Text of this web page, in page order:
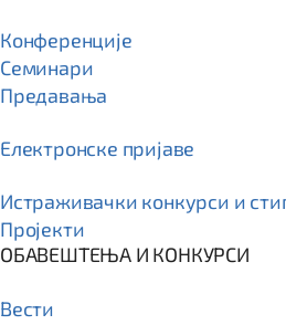
Конференције
Семинари
Предавања
Електронске пријаве
Истраживачки конкурси и
Пројекти
ОБАВЕШТЕЊА И КОНКУРСИ
Вести